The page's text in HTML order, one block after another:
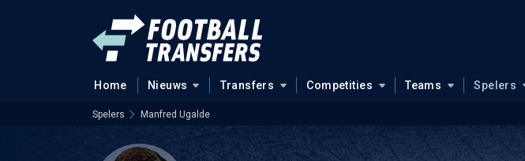
Home Nieuws Transfers Competities Teams Spelers
Spelers Manfred Ugalde